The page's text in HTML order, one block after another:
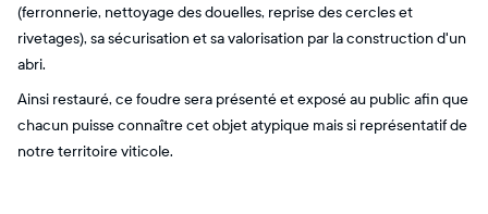
(ferronnerie, nettoyage des douelles, reprise des cercles et
rivetages), sa sécurisation et sa valorisation par la construction d'un
abri.
Ainsi restauré, ce foudre sera présenté et exposé au public afin que
chacun puisse connaître cet objet atypique mais si représentatif de
notre territoire viticole.